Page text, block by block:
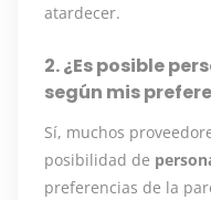
atardecer.
2. ¿Es posible
según mis
Sí, muchos
posibilidad de
preferencias de la